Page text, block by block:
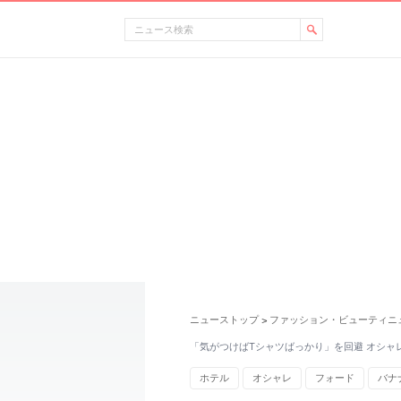
ニューストップ > ファッション・ビューティニ
「気がつけばTシャツばっかり」を回避 オシ
ホテル オシャレ フォード バナ